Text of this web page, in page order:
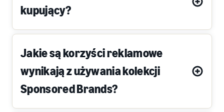
kupujący?
Jakie są korzyści reklamowe
wynikają z używania kolekcji
Sponsored Brands?